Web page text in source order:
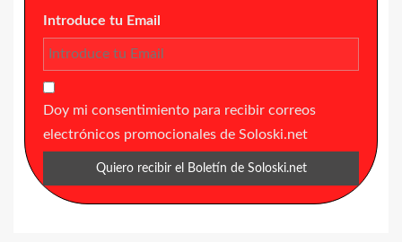
Introduce tu Email
Doy mi consentimiento para recibir correos
electrónicos promocionales de Soloski.net